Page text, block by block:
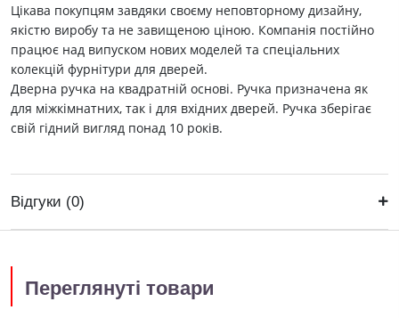
Цікава покупцям завдяки своєму неповторному дизайну,
якістю виробу та не завищеною ціною. Компанія постійно
працює над випуском нових моделей та спеціальних
колекцій фурнітури для дверей.
Дверна ручка на квадратній основі. Ручка призначена як
для міжкімнатних, так і для вхідних дверей. Ручка зберігає
свій гідний вигляд понад 10 років.
Відгуки (0)
Переглянуті товари